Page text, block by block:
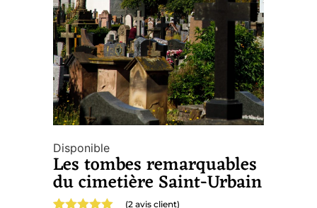
Disponible
Les tombes remarquables
du cimetière Saint-Urbain
(2 avis client)